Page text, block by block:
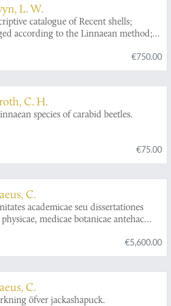
L. W.
catalogue of Recent shells;
according to the Linnaean method;
€750.00
C. H.
species of carabid beetles.
€75.00
C.
academicae seu dissertationes
medicae botanicae antehac
curante D. Jo. Christiano Daniele€5,600.00
C.
öfver jackashapuck.